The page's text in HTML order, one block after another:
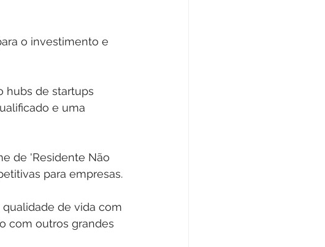
o investimento e
hubs de startups
e uma
de 'Residente Não
para empresas.
de vida com
com outros grandes